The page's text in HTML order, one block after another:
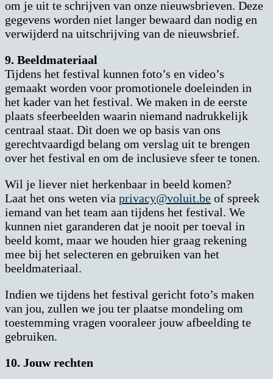
om je uit te schrijven van onze nieuwsbrieven. Deze
gegevens worden niet langer bewaard dan nodig en
verwijderd na uitschrijving van de nieuwsbrief.
9. Beeldmateriaal
Tijdens het festival kunnen foto’s en video’s
gemaakt worden voor promotionele doeleinden in
het kader van het festival. We maken in de eerste
plaats sfeerbeelden waarin niemand nadrukkelijk
centraal staat. Dit doen we op basis van ons
gerechtvaardigd belang om verslag uit te brengen
over het festival en om de inclusieve sfeer te tonen.
Wil je liever niet herkenbaar in beeld komen?
Laat het ons weten via privacy@voluit.be of spreek
iemand van het team aan tijdens het festival. We
kunnen niet garanderen dat je nooit per toeval in
beeld komt, maar we houden hier graag rekening
mee bij het selecteren en gebruiken van het
beeldmateriaal.
Indien we tijdens het festival gericht foto’s maken
van jou, zullen we jou ter plaatse mondeling om
toestemming vragen vooraleer jouw afbeelding te
gebruiken.
10. Jouw rechten